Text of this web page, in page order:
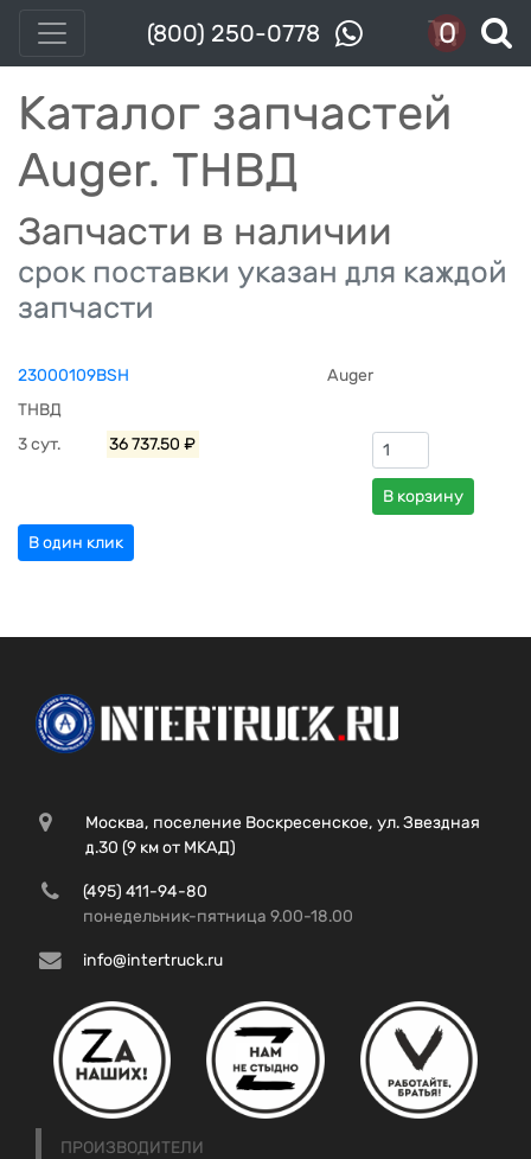
(800) 250-0778 0
Каталог запчастей
Auger. ТНВД
Запчасти в наличии
срок поставки указан для каждой
запчасти
23000109BSH
Auger
ТНВД
3 сут.
36 737.50 ₽
В корзину
В один клик
Москва, поселение Воскресенское, ул. Звездная
д.30 (9 км от МКАД)
(495) 411-94-80
понедельник-пятница 9.00-18.00
info@intertruck.ru
ПРОИЗВОДИТЕЛИ